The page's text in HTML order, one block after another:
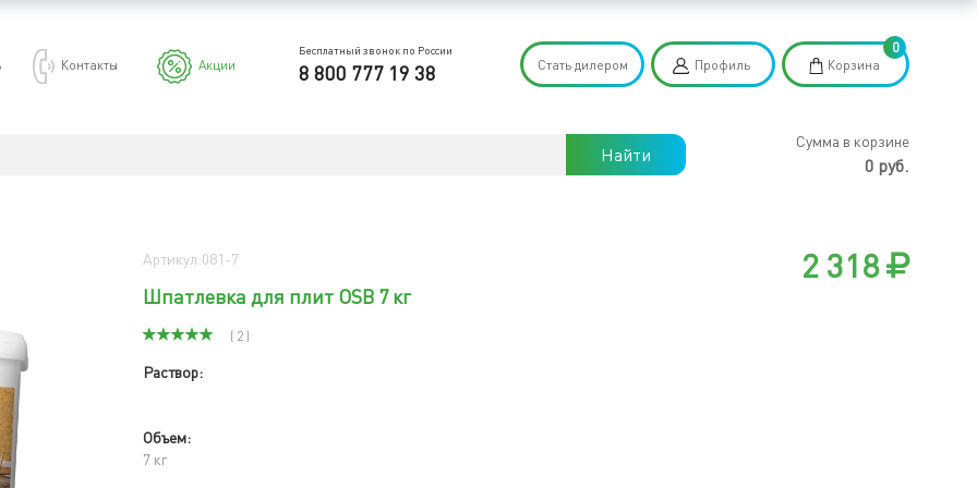
Контакты Акции
Бесплатный звонок по России
8 800 777 19 38 Стать дилером Профиль Корзина
Найти
Сумма в корзине
0
0 руб.
Артикул:081-7
Шпатлевка для плит OSB 7 кг
( 2 )
Раствор:
Объем:
7 кг
2 318